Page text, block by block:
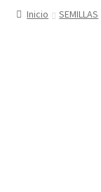
Mi cuenta
Inicio SEMILLAS